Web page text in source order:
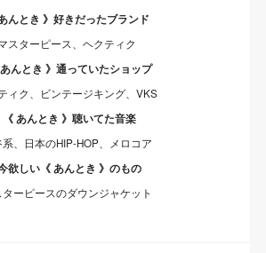
んとき 》好きだったブランド
スターピース、ヘクティク
あんとき 》通っていたショップ
ィク、ビンテージキング、VKS
《 あんとき 》聴いてた音楽
、日本のHIP-HOP、メロコア
欲しい《 あんとき 》のもの
ターピースのダウンジャケット